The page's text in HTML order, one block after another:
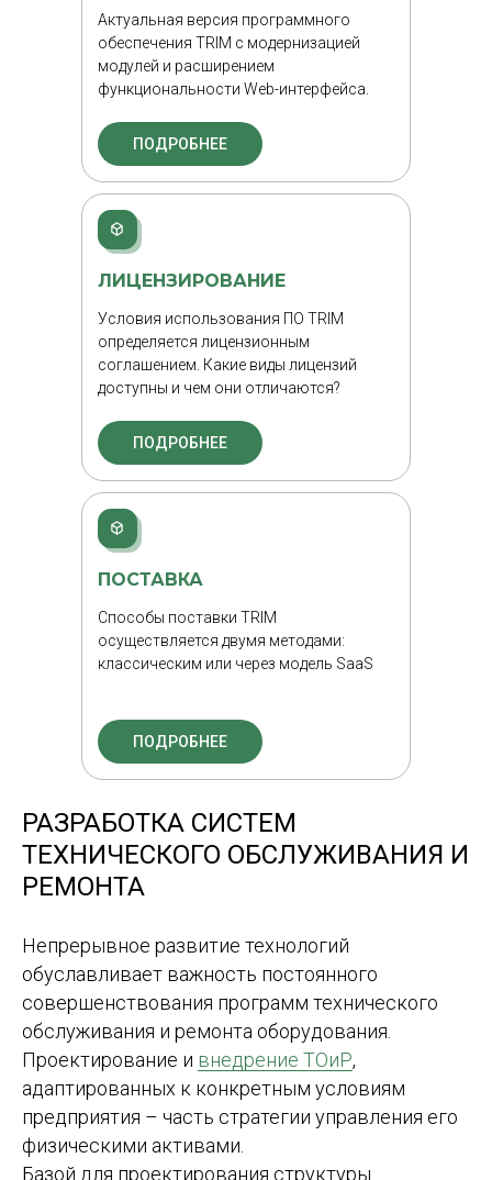
ПОДРОБНЕЕ
ЛИЦЕНЗИРОВАНИЕ
Условия использования ПО TRIM
определяется лицензионным
соглашением. Какие виды лицензий
доступны и чем они отличаются?
ПОДРОБНЕЕ
ПОСТАВКА
Способы поставки TRIM
осуществляется двумя методами:
классическим или через модель SaaS
ПОДРОБНЕЕ
Актуальная версия программного
обеспечения TRIM с модернизацией
модулей и расширением
функциональности Web-интерфейса.
РАЗРАБОТКА СИСТЕМ
ТЕХНИЧЕСКОГО ОБСЛУЖИВАНИЯ И
РЕМОНТА
Непрерывное развитие технологий
обуславливает важность постоянного
совершенствования программ технического
обслуживания и ремонта оборудования.
Проектирование и внедрение ТОиР,
адаптированных к конкретным условиям
предприятия – часть стратегии управления его
физическими активами.
Базой для проектирования структуры